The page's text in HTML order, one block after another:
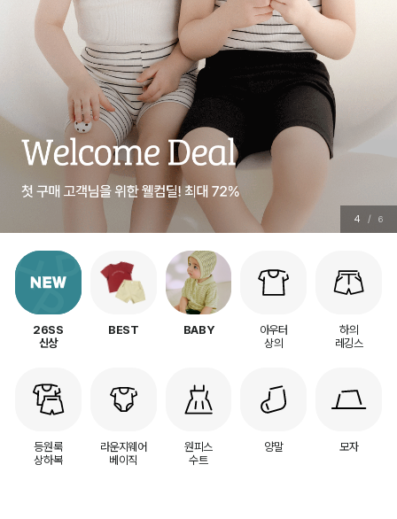
4 / 6
26SS
신상
BEST BABY
아우터
상의
하의
레깅스
등원룩
상하복
라운지웨어
베이직
원피스
수트
양말 모자